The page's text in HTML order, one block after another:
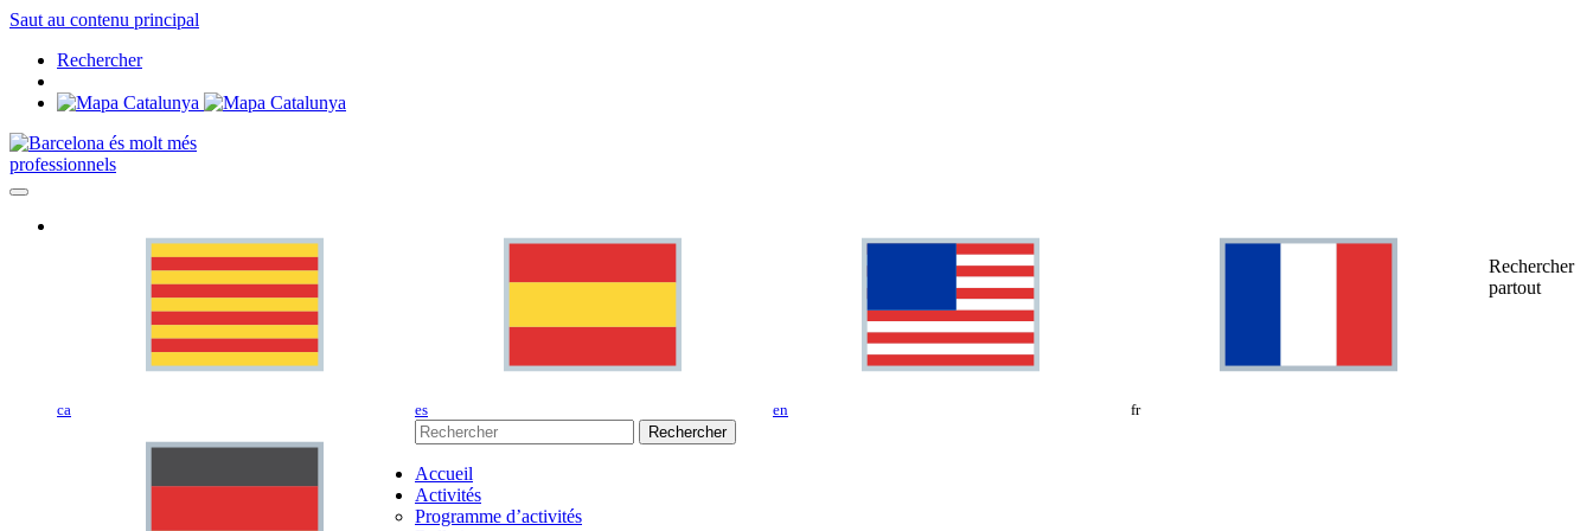
Saut au contenu principal
Rechercher
professionnels
ca es en fr
Rechercher
partout
Rechercher
Accueil
Activités
Programme d’activités